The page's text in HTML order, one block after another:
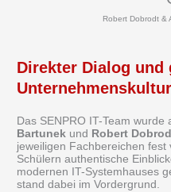
Robert Dobrodt &
Direkter Dialog und
Unternehmenskultur
Das SENPRO IT-Team wurde
Bartunekund Robert
jeweiligen Fachbereichen
Schülern authentische
modernen IT-Systemhauses
stand dabei im Vordergrund.